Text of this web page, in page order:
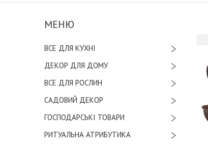
ВСЕ ДЛЯ КУХНІ
ДЕКОР ДЛЯ ДОМУ
ВСЕ ДЛЯ РОСЛИН
САДОВИЙ ДЕКОР
ГОСПОДАРСЬКІ ТОВАРИ
РИТУАЛЬНА АТРИБУТИКА